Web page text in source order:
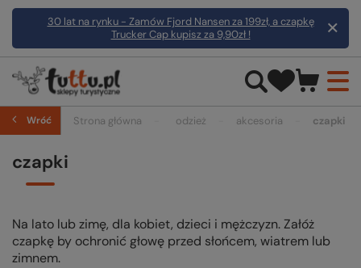
30 lat na rynku - Zamów Fjord Nansen za 199zł, a czapkę
Trucker Cap kupisz za 9,90zł !
Wróć Strona główna odzież akcesoria czapki
czapki
Na lato lub zimę, dla kobiet, dzieci i mężczyzn. Załóż
czapkę by ochronić głowę przed słońcem, wiatrem lub
zimnem.